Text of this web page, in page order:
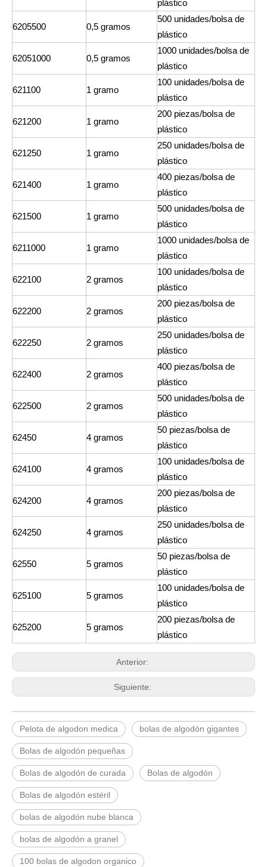
plástico
6205500 0,5 gramos
500 unidades/bolsa de
plástico
62051000 0,5 gramos
1000 unidades/bolsa de
plástico
621100 1 gramo
100 unidades/bolsa de
plástico
621200 1 gramo
200 piezas/bolsa de
plástico
621250 1 gramo
250 unidades/bolsa de
plástico
621400 1 gramo
400 piezas/bolsa de
plástico
621500 1 gramo
500 unidades/bolsa de
plástico
6211000 1 gramo
1000 unidades/bolsa de
plástico
622100 2 gramos
100 unidades/bolsa de
plástico
622200 2 gramos
200 piezas/bolsa de
plástico
622250 2 gramos
250 unidades/bolsa de
plástico
622400 2 gramos
400 piezas/bolsa de
plástico
622500 2 gramos
500 unidades/bolsa de
plástico
62450 4 gramos
50 piezas/bolsa de
plástico
624100 4 gramos
100 unidades/bolsa de
plástico
624200 4 gramos
200 piezas/bolsa de
plástico
624250 4 gramos
250 unidades/bolsa de
plástico
62550 5 gramos
50 piezas/bolsa de
plástico
625100 5 gramos
100 unidades/bolsa de
plástico
625200 5 gramos
200 piezas/bolsa de
plástico
Anterior:
Siguiente:
Pelota de algodon medica bolas de algodón gigantes
Bolas de algodón pequeñas
Bolas de algodón de curada Bolas de algodón
Bolas de algodón estéril
bolas de algodón nube blanca
bolas de algodón a granel
100 bolas de algodon organico